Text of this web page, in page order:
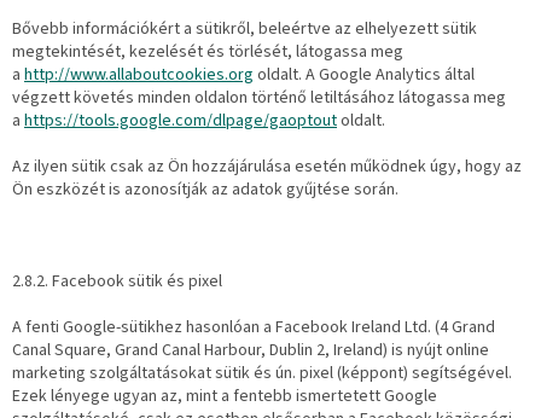
Bővebb információkért a sütikről, beleértve az elhelyezett sütik
megtekintését, kezelését és törlését, látogassa meg
a http://www.allaboutcookies.org oldalt. A Google Analytics által
végzett követés minden oldalon történő letiltásához látogassa meg
a https://tools.google.com/dlpage/gaoptoutoldalt.
Az ilyen sütik csak az Ön hozzájárulása esetén működnek úgy, hogy az
Ön eszközét is azonosítják az adatok gyűjtése során.
2.8.2. Facebook sütik és pixel
A fenti Google-sütikhez hasonlóan a Facebook Ireland Ltd. (4 Grand
Canal Square, Grand Canal Harbour, Dublin 2, Ireland) is nyújt online
marketing szolgáltatásokat sütik és ún. pixel (képpont) segítségével.
Ezek lényege ugyan az, mint a fentebb ismertetett Google